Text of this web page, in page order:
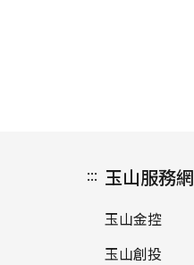
::: 玉山服務網
玉山金控
玉山創投